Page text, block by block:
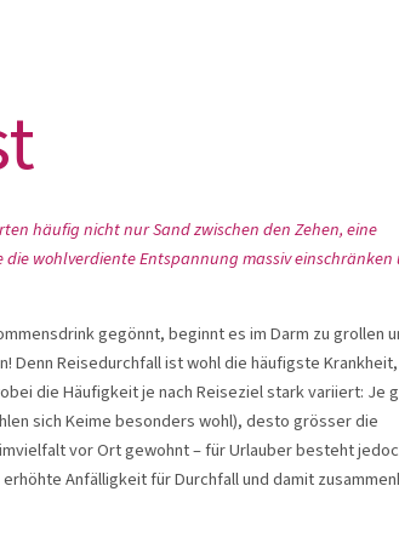
häufig nicht nur Sand zwischen den Zehen, eine
wohlverdiente Entspannung massiv einschränken
gegönnt, beginnt es im Darm zu grollen
Denn Reisedurchfall ist wohl die häufigste
die Häufigkeit je nach Reiseziel stark variiert: Je
sich Keime besonders wohl), desto grösser die
vor Ort gewohnt – für Urlauber besteht
Anfälligkeit für Durchfall und damit